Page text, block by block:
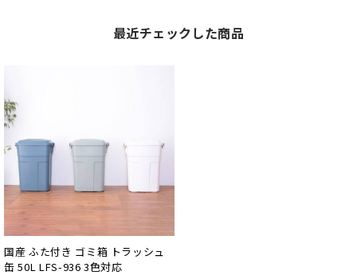
最近チェックした商品
国産 ふた付き ゴミ箱 トラッシュ
缶 50L LFS-936 3色対応